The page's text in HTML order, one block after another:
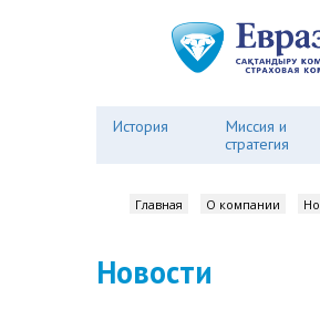
История
Миссия и
стратегия
Главная О компании
Новости